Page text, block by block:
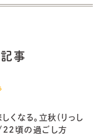
事
くなる。立秋(りっし
頃の過ごし方